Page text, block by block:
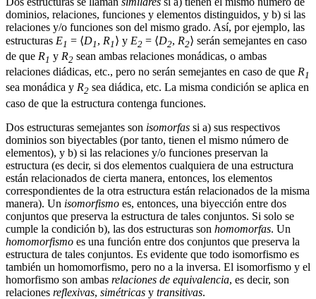
dominios, relaciones, funciones y elementos distinguidos, y b) si las
relaciones y/o funciones son del mismo grado. Así, por ejemplo, las
estructuras E1 = ⟨D1 , R1 ⟩ y E2 = ⟨D2, R2⟩ serán semejantes en caso
de que R1 y R2 sean ambas relaciones monádicas, o ambas
relaciones diádicas, etc., pero no serán semejantes en caso de que R1
sea monádica y R2 sea diádica, etc. La misma condición se aplica en
caso de que la estructura contenga funciones.
Dos estructuras semejantes son isomorfas si a) sus respectivos
dominios son biyectables (por tanto, tienen el mismo número de
elementos), y b) si las relaciones y/o funciones preservan la
estructura (es decir, si dos elementos cualquiera de una estructura
están relacionados de cierta manera, entonces, los elementos
correspondientes de la otra estructura están relacionados de la misma
manera). Un isomorfismo es, entonces, una biyección entre dos
conjuntos que preserva la estructura de tales conjuntos. Si solo se
cumple la condición b), las dos estructuras son homomorfas. Un
homomorfismo es una función entre dos conjuntos que preserva la
estructura de tales conjuntos. Es evidente que todo isomorfismo es
también un homomorfismo, pero no a la inversa. El isomorfismo y el
homorfismo son ambas relaciones de equivalencia, es decir, son
relaciones reflexivas, simétricas y transitivas.